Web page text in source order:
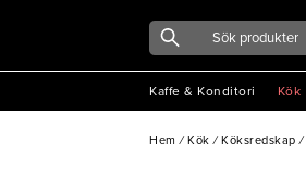
Kaffe & Konditori Kök
Hem / Kök / Köksredskap /